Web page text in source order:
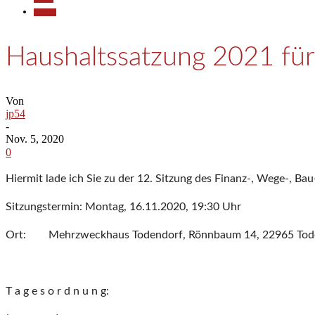
Haushaltssatzung 2021
Von
jp54
-
Nov. 5, 2020
0
Hiermit lade ich Sie zu der 12. Sitzung des Finanz-, Wege-,
Sitzungstermin: Montag, 16.11.2020, 19:30 Uhr
Ort: Mehrzweckhaus Todendorf, Rönnbaum 14, 22965
T a g e s o r d n u n g: